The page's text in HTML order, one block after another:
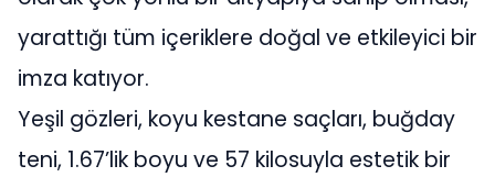
yarattığı tüm içeriklere doğal ve etkileyici bir
imza katıyor.
Yeşil gözleri, koyu kestane saçları, buğday
teni, 1.67’lik boyu ve 57 kilosuyla estetik bir